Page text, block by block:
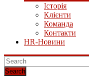
Історія
Клієнти
Команда
Контакти
HR-Новини